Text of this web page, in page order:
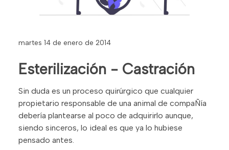
martes 14 de enero de 2014
Esterilización - Castración
Sin duda es un proceso quirúrgico que cualquier
propietario responsable de una animal de compaÑía
debería plantearse al poco de adquirirlo aunque,
siendo sinceros, lo ideal es que ya lo hubiese
pensado antes.